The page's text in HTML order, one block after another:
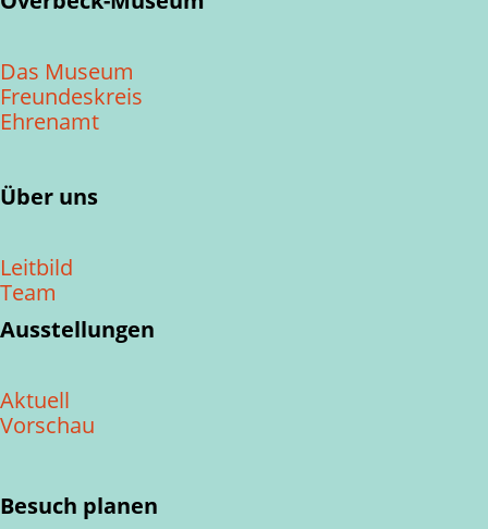
Das Museum
Freundeskreis
Ehrenamt
Über uns
Leitbild
Team
Ausstellungen
Aktuell
Vorschau
Besuch planen